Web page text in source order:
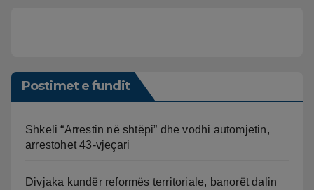
Postimet e fundit
Shkeli “Arrestin në shtëpi” dhe vodhi automjetin,
arrestohet 43-vjeçari
Divjaka kundër reformës territoriale, banorët dalin